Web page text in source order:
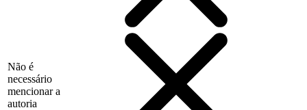
Não é
necessário
mencionar a
autoria